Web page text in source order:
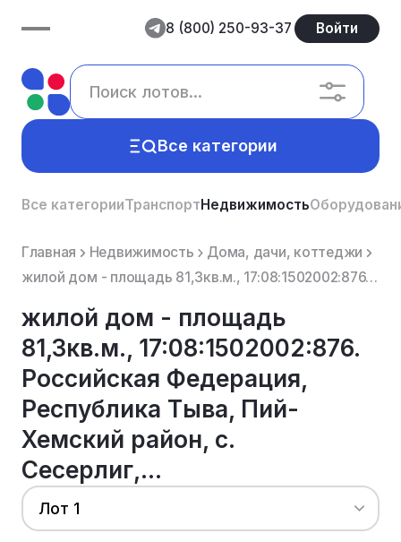
8 (800) 250-93-37 Войти
Все категории
Все категорииТранспортНедвижимость
Главная Недвижимость
Дома, дачи, коттеджи
жилой дом - площадь 81,3кв.м., 17:08:1502002:876. Российская Федерация, Республика Тыва, Пий-Хемский...
жилой дом - площадь
81,3кв.м., 17:08:1502002:876.
Российская Федерация,
Республика Тыва, Пий-
Хемский район, с.
Сесерлиг,...
Лот 1